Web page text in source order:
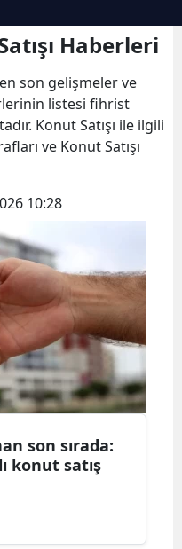
Haberleri
son gelişmeler ve
listesi fihrist
Konut Satışı ile ilgili
ve Konut Satışı
10:28
son sırada:
konut satış